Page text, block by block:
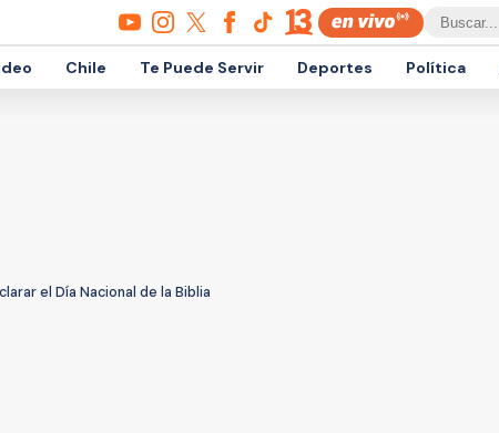
Chile Te Puede Servir Deportes Política
el Día Nacional de la Biblia